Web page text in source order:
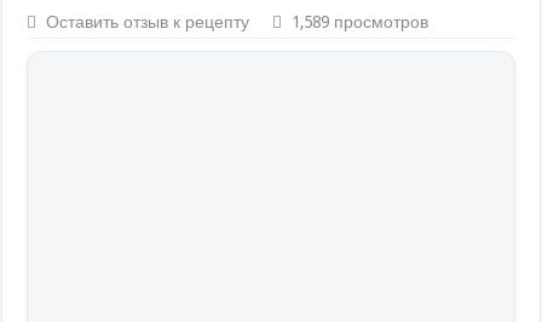
Оставить отзыв к рецепту 1,589 просмотров